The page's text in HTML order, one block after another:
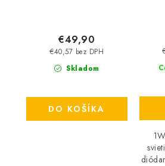
Skladom
€40,57 bez DPH
€49,90
DO KOŠÍKA